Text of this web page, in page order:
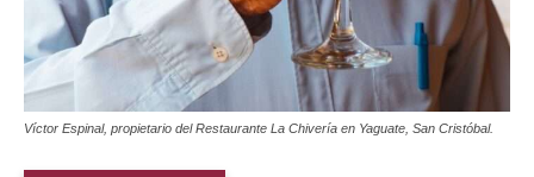
Víctor Espinal, propietario del Restaurante La Chivería en Yaguate, San Cristóbal.